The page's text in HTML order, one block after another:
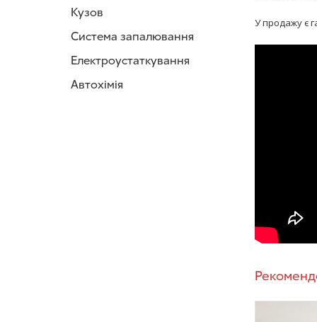
Кузов
Система запалювання
Електроустаткування
Автохімія
У продажу є